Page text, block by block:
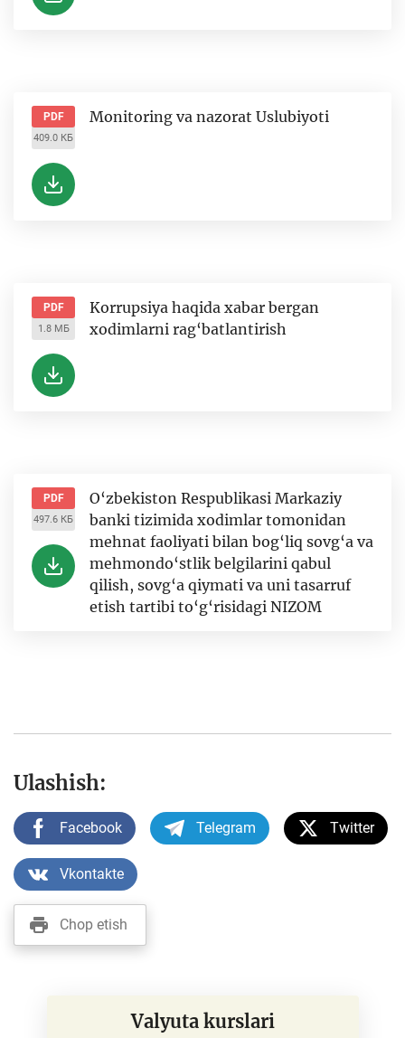
PDF
409.0 КБ
Monitoring va nazorat Uslubiyoti
PDF
1.8 МБ
Korrupsiya haqida xabar bergan
xodimlarni rag‘batlantirish
PDF
497.6 КБ
O‘zbekiston Respublikasi Markaziy
banki tizimida xodimlar tomonidan
mehnat faoliyati bilan bog‘liq sovg‘a va
mehmondo‘stlik belgilarini qabul
qilish, sovg‘a qiymati va uni tasarruf
etish tartibi to‘g‘risidagi NIZOM
Ulashish:
Facebook Telegram Twitter
Vkontakte
Chop etish
Valyuta kurslari